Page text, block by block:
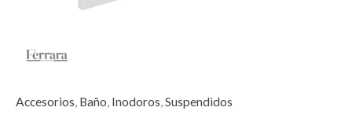
Accesorios, Baño, Inodoros,Suspendidos